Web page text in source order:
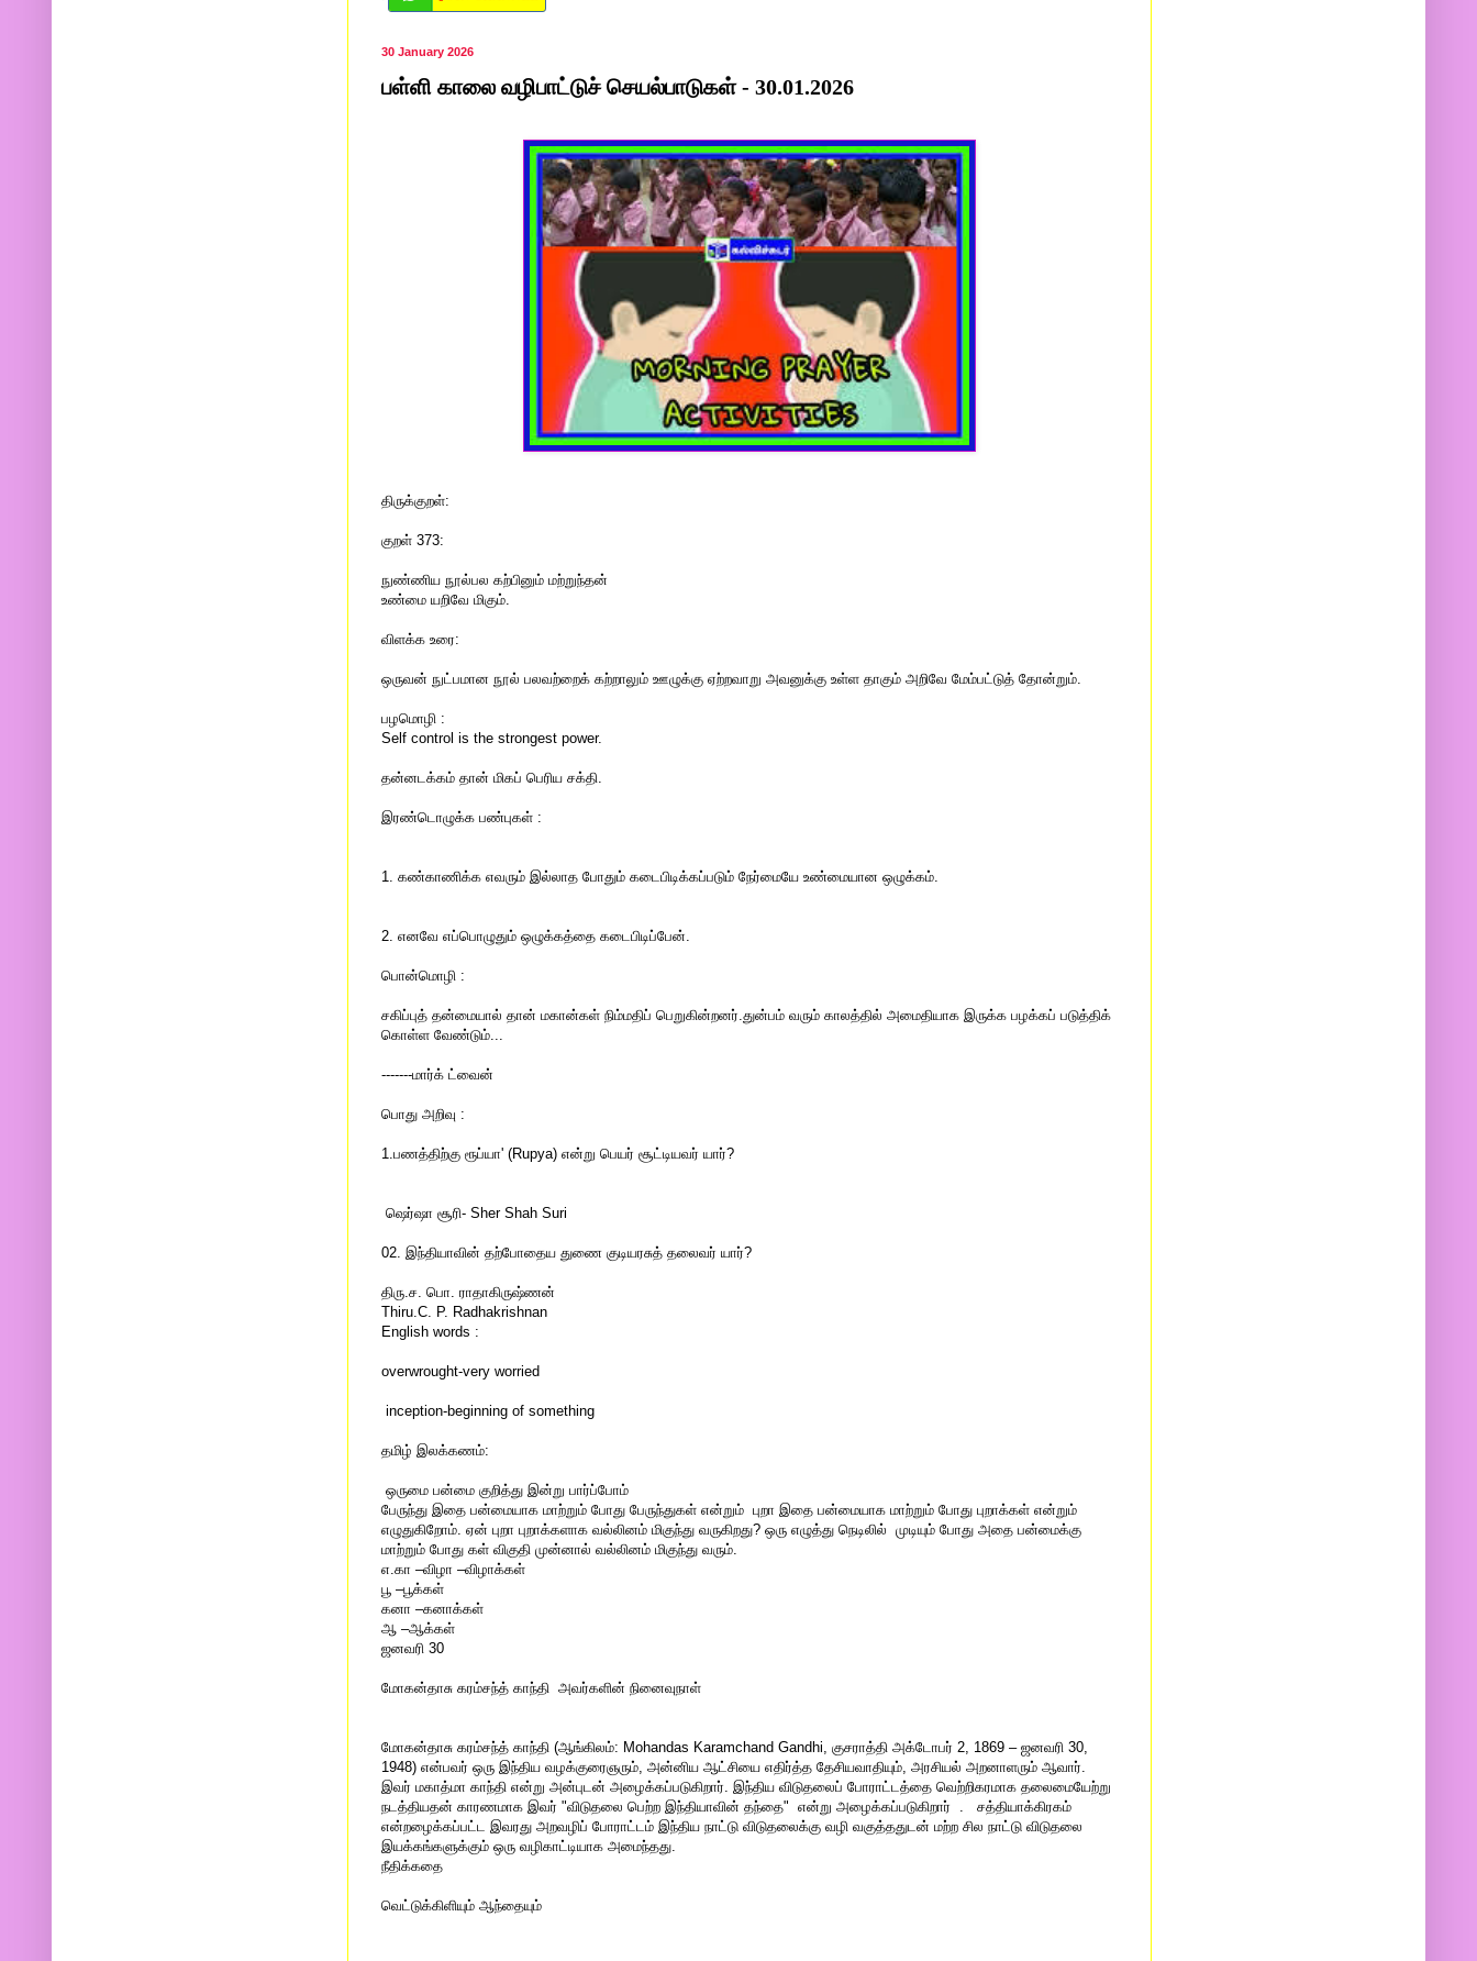
30 January 2026
பள்ளி காலை வழிபாட்டுச் செயல்பாடுகள் - 30.01.2026
திருக்குறள்:
குறள் 373:
நுண்ணிய நூல்பல கற்பினும் மற்றுந்தன்
உண்மை யறிவே மிகும்.
விளக்க உரை:
ஒருவன் நுட்பமான நூல் பலவற்றைக் கற்றாலும் ஊழுக்கு ஏற்றவாறு அவனுக்கு உள்ள தாகும் அறிவே மேம்பட்டுத் தோன்றும்.
பழமொழி :
Self control is the strongest power.
தன்னடக்கம் தான் மிகப் பெரிய சக்தி.
இரண்டொழுக்க பண்புகள் :
1. கண்காணிக்க எவரும் இல்லாத போதும் கடைபிடிக்கப்படும் நேர்மையே உண்மையான ஒழுக்கம்.
2. எனவே எப்பொழுதும் ஒழுக்கத்தை கடைபிடிப்பேன்.
பொன்மொழி :
சகிப்புத் தன்மையால் தான் மகான்கள் நிம்மதிப் பெறுகின்றனர்.துன்பம் வரும் காலத்தில் அமைதியாக இருக்க பழக்கப் படுத்திக்
கொள்ள வேண்டும்...
-------மார்க் ட்வைன்
பொது அறிவு :
1.பணத்திற்கு ரூப்யா' (Rupya) என்று பெயர் சூட்டியவர் யார்?
ஷெர்ஷா சூரி- Sher Shah Suri
02. இந்தியாவின் தற்போதைய துணை குடியரசுத் தலைவர் யார்?
திரு.ச. பொ. ராதாகிருஷ்ணன்
Thiru.C. P. Radhakrishnan
English words :
overwrought-very worried
inception-beginning of something
தமிழ் இலக்கணம்:
ஒருமை பன்மை குறித்து இன்று பார்ப்போம்
பேருந்து இதை பன்மையாக மாற்றும் போது பேருந்துகள் என்றும் புறா இதை பன்மையாக மாற்றும் போது புறாக்கள் என்றும்
எழுதுகிறோம். ஏன் புறா புறாக்களாக வல்லினம் மிகுந்து வருகிறது? ஒரு எழுத்து நெடிலில் முடியும் போது அதை பன்மைக்கு
மாற்றும் போது கள் விகுதி முன்னால் வல்லினம் மிகுந்து வரும்.
எ.கா –விழா –விழாக்கள்
பூ –பூக்கள்
கனா –கனாக்கள்
ஆ –ஆக்கள்
ஜனவரி 30
மோகன்தாசு கரம்சந்த் காந்தி அவர்களின் நினைவுநாள்
மோகன்தாசு கரம்சந்த் காந்தி (ஆங்கிலம்: Mohandas Karamchand Gandhi, குசராத்தி அக்டோபர் 2, 1869 – ஜனவரி 30,
1948) என்பவர் ஒரு இந்திய வழக்குரைஞரும், அன்னிய ஆட்சியை எதிர்த்த தேசியவாதியும், அரசியல் அறனாளரும் ஆவார்.
இவர் மகாத்மா காந்தி என்று அன்புடன் அழைக்கப்படுகிறார். இந்திய விடுதலைப் போராட்டத்தை வெற்றிகரமாக தலைமையேற்று
நடத்தியதன் காரணமாக இவர் "விடுதலை பெற்ற இந்தியாவின் தந்தை" என்று அழைக்கப்படுகிறார் . சத்தியாக்கிரகம்
என்றழைக்கப்பட்ட இவரது அறவழிப் போராட்டம் இந்திய நாட்டு விடுதலைக்கு வழி வகுத்ததுடன் மற்ற சில நாட்டு விடுதலை
இயக்கங்களுக்கும் ஒரு வழிகாட்டியாக அமைந்தது.
நீதிக்கதை
வெட்டுக்கிளியும் ஆந்தையும்